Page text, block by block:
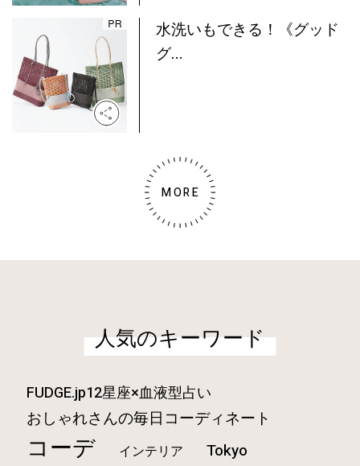
水洗いもできる！《グッド
グ...
MORE
人気のキーワード
FUDGE.jp12星座×血液型占い
おしゃれさんの毎日コーディネート
コーデ インテリア Tokyo